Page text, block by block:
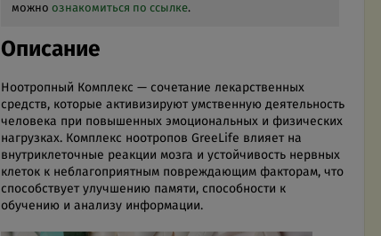
можно ознакомиться по ссылке.
Описание
Ноотропный Комплекс — сочетание лекарственных
средств, которые активизируют умственную деятельность
человека при повышенных эмоциональных и физических
нагрузках. Комплекс ноотропов GreeLife влияет на
внутриклеточные реакции мозга и устойчивость нервных
клеток к неблагоприятным повреждающим факторам, что
способствует улучшению памяти, способности к
обучению и анализу информации.